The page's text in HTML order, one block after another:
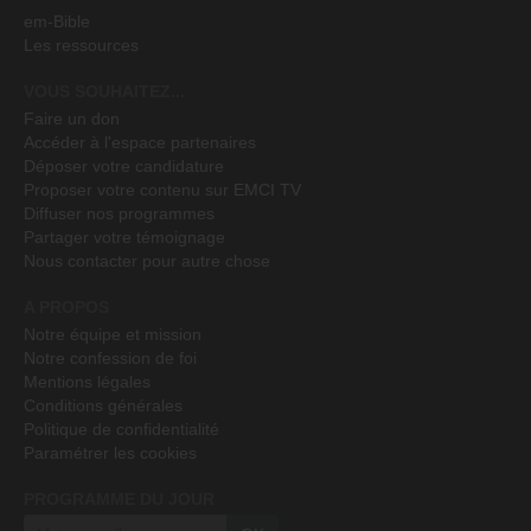
em-Bible
Les ressources
Faire un don
Accéder à l'espace partenaires
Déposer votre candidature
Proposer votre contenu sur EMCI TV
Diffuser nos programmes
Partager votre témoignage
Nous contacter pour autre chose
Notre équipe et mission
Notre confession de foi
Mentions légales
Conditions générales
Politique de confidentialité
Paramétrer les cookies